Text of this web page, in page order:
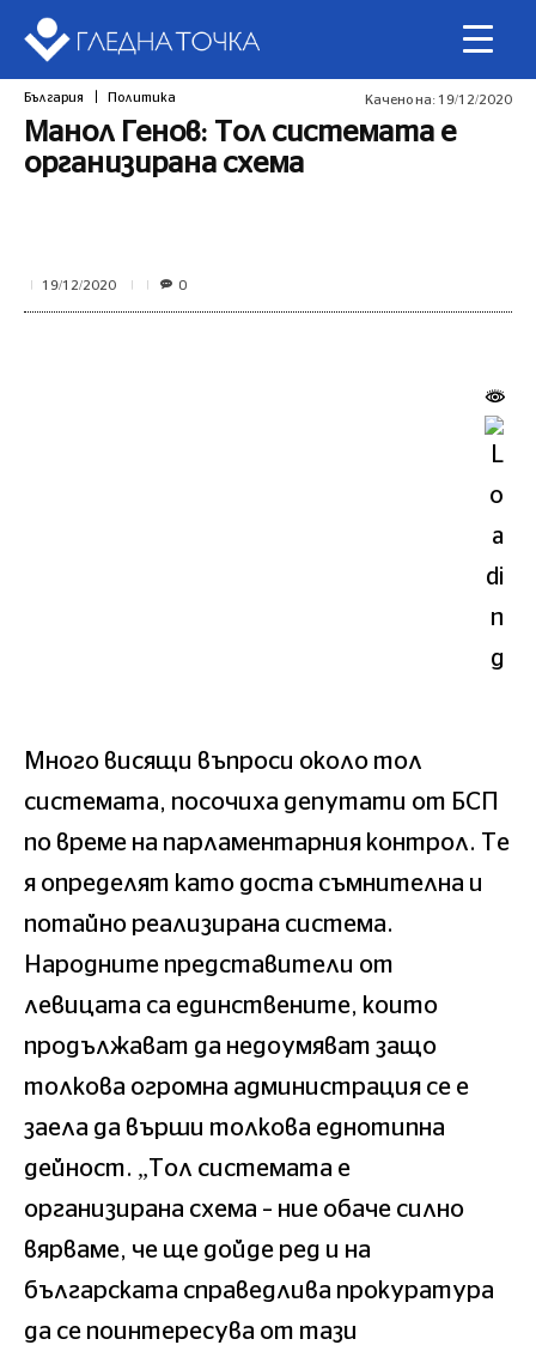
България Политика Качено на: 19/12/2020
Манол Генов: Тол системата е
организирана схема
19/12/2020 0
Много висящи въпроси около тол
системата, посочиха депутати от БСП
по време на парламентарния контрол. Те
я определят като доста съмнителна и
потайно реализирана система.
Народните представители от
левицата са единствените, които
продължават да недоумяват защо
толкова огромна администрация се е
заела да върши толкова еднотипна
дейност. „Тол системата е
организирана схема – ние обаче силно
вярваме, че ще дойде ред и на
българската справедлива прокуратура
да се поинтересува от тази